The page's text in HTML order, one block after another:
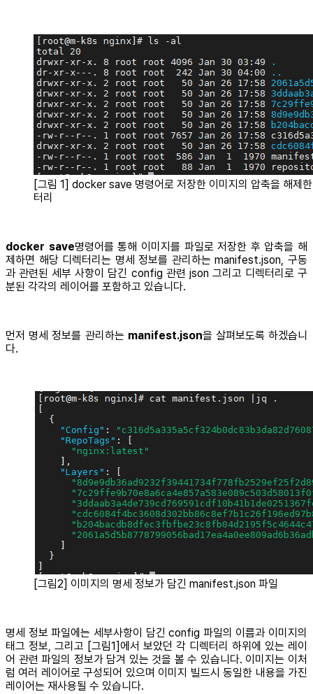
[그림 1] docker save 명령어로 저장한 이미지의 압축을 해제
터리
docker save명령어를 통해 이미지를 파일로 저장한 후 압축을 해
제하면 해당 디렉터리는 명세 정보를 관리하는 manifest.json, 구동
과 관련된 세부 사항이 담긴 config 관련 json 그리고 디렉터리로 구
분된 각각의 레이어를 포함하고 있습니다.
먼저 명세 정보를 관리하는 manifest.json을 살펴보도록 하겠습니
다.
[그림2] 이미지의 명세 정보가 담긴 manifest.json 파일
명세 정보 파일에는 세부사항이 담긴 config 파일의 이름과 이미지의
태그 정보, 그리고 [그림1]에서 보았던 각 디렉터리 하위에 있는 레이
어 관련 파일의 정보가 담겨 있는 것을 볼 수 있습니다. 이미지는 이처
럼 여러 레이어로 구성되어 있으며 이미지 빌드시 동일한 내용을 가진
레이어는 재사용될 수 있습니다.